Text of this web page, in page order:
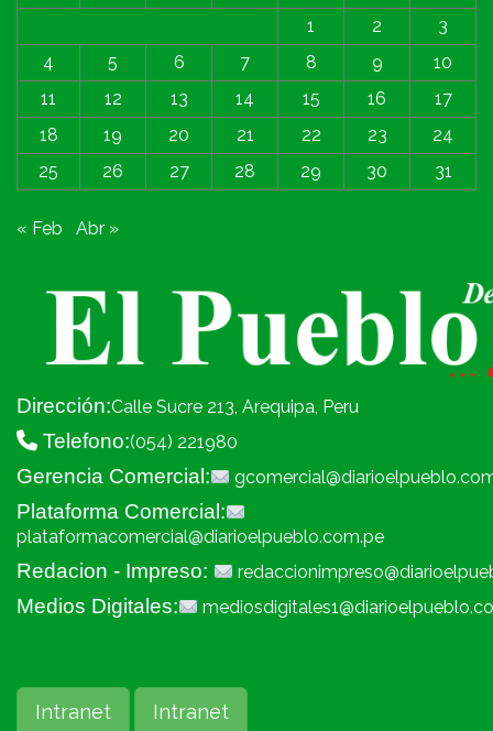
1
2
3
4
5 6 7 8 9
10
11
12 13 14 15 16
17
18
19 20 21 22 23
24
25
26 27 28 29 30 31
« Feb Abr »
Dirección:Calle Sucre 213, Arequipa, Peru
Telefono:(054) 221980
Gerencia Comercial:
Plataforma Comercial:
plataformacomercial@diarioelpueblo.com.pe
Redacion - Impreso:
Medios Digitales:
Intranet Intranet